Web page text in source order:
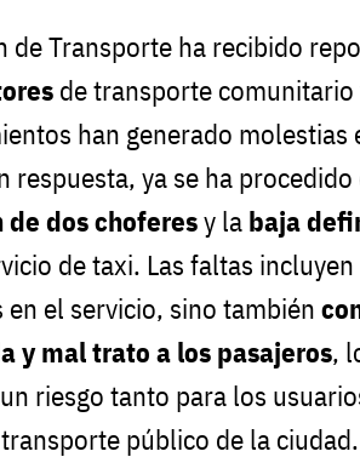
de Transporte ha recibido
de transporte comunitario
han generado molestias
respuesta, ya se ha
de dos choferesy la baja
de taxi. Las faltas
en el servicio, sino también
y mal trato a los pasajeros,
riesgo tanto para los
público de la ciudad.